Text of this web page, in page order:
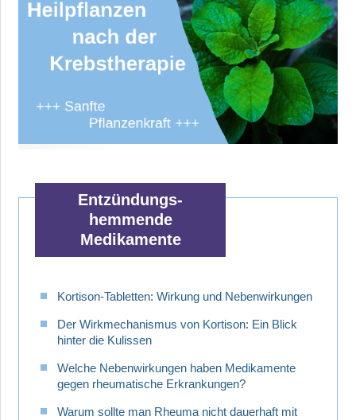
Entzündungs-
hemmende
Medikamente
Kortison-Tabletten: Wirkung und Nebenwirkungen
Der Wirkmechanismus von Kortison: Ein Blick
hinter die Kulissen
Welche Nebenwirkungen haben Medikamente
gegen rheumatische Erkrankungen?
Warum sollte man Rheuma nicht dauerhaft mit